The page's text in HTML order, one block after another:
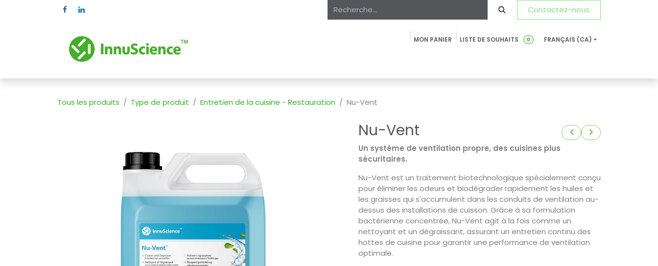
Se rendre au contenu Contactez-nous
MON PANIER 0
LISTE DE SOUHAITS FRANÇAIS (CA)
Tous les produits Type de produit Entretien de la cuisine - Restauration Nu-Vent
Nu-Vent
Un système de ventilation propre, des cuisines plus
sécuritaires.
Nu-Vent est un traitement biotechnologique spécialement conçu
pour éliminer les odeurs et biodégrader rapidement les huiles et
les graisses qui s'accumulent dans les conduits de ventilation au-
dessus des installations de cuisson. Grâce à sa formulation
bactérienne concentrée, Nu-Vent agit à la fois comme un
nettoyant et un dégraissant, assurant un entretien continu des
hottes de cuisine pour garantir une performance de ventilation
optimale.